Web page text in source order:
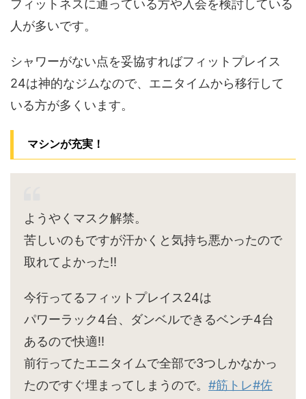
フィットネスに通っている方や入会を検討している
人が多いです。
シャワーがない点を妥協すればフィットプレイス
24は神的なジムなので、エニタイムから移行して
いる方が多くいます。
マシンが充実！
ようやくマスク解禁。
苦しいのもですが汗かくと気持ち悪かったので
取れてよかった‼︎
今行ってるフィットプレイス24は
パワーラック4台、ダンベルできるベンチ4台
あるので快適‼︎
前行ってたエニタイムで全部で3つしかなかっ
たのですぐ埋まってしまうので。 #筋トレ#佐